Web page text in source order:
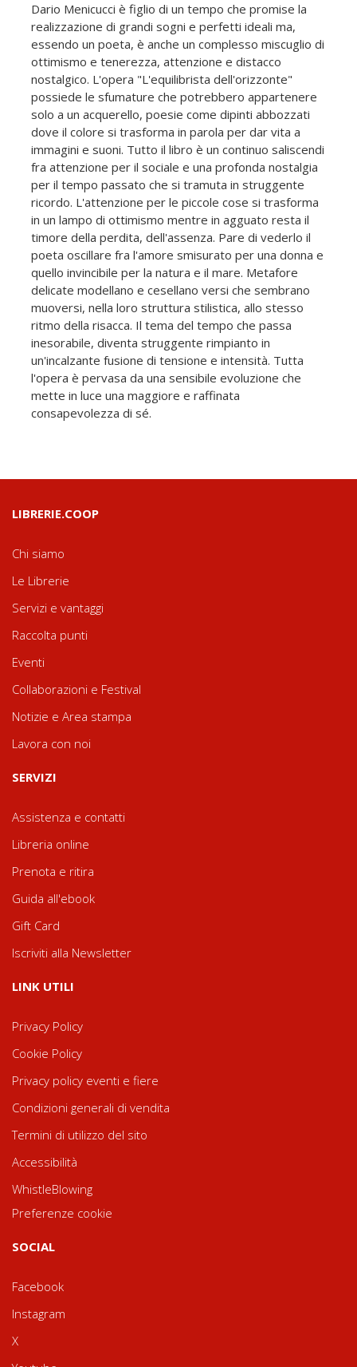
Dario Menicucci è figlio di un tempo che promise la
realizzazione di grandi sogni e perfetti ideali ma,
essendo un poeta, è anche un complesso miscuglio di
ottimismo e tenerezza, attenzione e distacco
nostalgico. L'opera "L'equilibrista dell'orizzonte"
possiede le sfumature che potrebbero appartenere
solo a un acquerello, poesie come dipinti abbozzati
dove il colore si trasforma in parola per dar vita a
immagini e suoni. Tutto il libro è un continuo saliscendi
fra attenzione per il sociale e una profonda nostalgia
per il tempo passato che si tramuta in struggente
ricordo. L'attenzione per le piccole cose si trasforma
in un lampo di ottimismo mentre in agguato resta il
timore della perdita, dell'assenza. Pare di vederlo il
poeta oscillare fra l'amore smisurato per una donna e
quello invincibile per la natura e il mare. Metafore
delicate modellano e cesellano versi che sembrano
muoversi, nella loro struttura stilistica, allo stesso
ritmo della risacca. Il tema del tempo che passa
inesorabile, diventa struggente rimpianto in
un'incalzante fusione di tensione e intensità. Tutta
l'opera è pervasa da una sensibile evoluzione che
mette in luce una maggiore e raffinata
consapevolezza di sé.
LIBRERIE.COOP
Chi siamo
Le Librerie
Servizi e vantaggi
Raccolta punti
Eventi
Collaborazioni e Festival
Notizie e Area stampa
Lavora con noi
SERVIZI
Assistenza e contatti
Libreria online
Prenota e ritira
Guida all'ebook
Gift Card
Iscriviti alla Newsletter
LINK UTILI
Privacy Policy
Cookie Policy
Privacy policy eventi e fiere
Condizioni generali di vendita
Termini di utilizzo del sito
Accessibilità
WhistleBlowing
Preferenze cookie
SOCIAL
Facebook
Instagram
X